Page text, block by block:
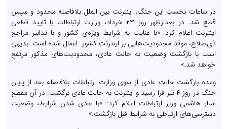
در ساعات نخست این جنگ، اینترنت بین الملل بلافاصله محدود و سپس
قطع شد. در بعدازظهر روز ۲۳ خرداد، وزارت ارتباطات با تایید قطعی
اینترنت اعلام کرد: «با عنایت به شرایط ویژه‌ی کشور و با تدابیر مراجع
ذی‌صلاح، موقتا محدودیت‌هایی بر اینترنت کشور اعمال شده است. بدیهی
است با بازگشت وضعیت به حالت عادی، محدودیت‌های مذکور مرتفع
خواهد شد.»
وعده بازگشت حالت عادی از سوی وزارت ارتباطات بلافاصله بعد از پایان
جنگ در روز ۴ تیر فرا رسید و اینترنت به حالت عادی برگشت. در آن مقطع
ستار هاشمی وزیر ارتباطات اعلام کرد: «با عادی شدن شرایط، وضعیت
دسترسی‌های ارتباطی به شرایط قبل بازگشت.»